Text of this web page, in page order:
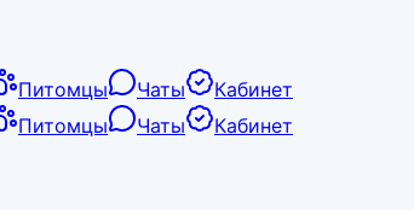
Питомцы Чаты
Кабинет
Питомцы Чаты
Кабинет